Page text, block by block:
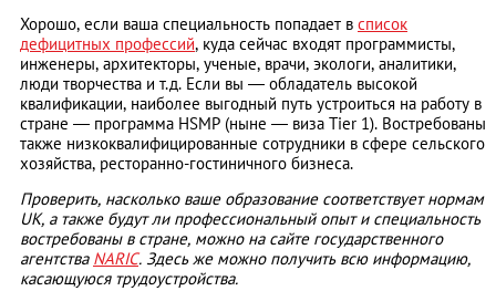
Хорошо, если ваша специальность попадает в список
дефицитных профессий, куда сейчас входят программисты,
инженеры, архитекторы, ученые, врачи, экологи, аналитики,
люди творчества и т.д. Если вы — обладатель высокой
квалификации, наиболее выгодный путь устроиться на работу в
стране — программа HSMP (ныне — виза Tier 1). Востребованы
также низкоквалифицированные сотрудники в сфере сельского
хозяйства, ресторанно-гостиничного бизнеса.
Проверить, насколько ваше образование соответствует нормам
UK, а также будут ли профессиональный опыт и специальность
востребованы в стране, можно на сайте государственного
агентства NARIC. Здесь же можно получить всю информацию,
касающуюся трудоустройства.